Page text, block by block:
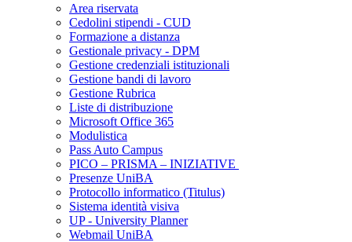
Area riservata
Cedolini stipendi - CUD
Formazione a distanza
Gestionale privacy - DPM
Gestione credenziali istituzionali
Gestione bandi di lavoro
Gestione Rubrica
Liste di distribuzione
Microsoft Office 365
Modulistica
Pass Auto Campus
PICO – PRISMA – INIZIATIVE
Presenze UniBA
Protocollo informatico (Titulus)
Sistema identità visiva
UP - University Planner
Webmail UniBA